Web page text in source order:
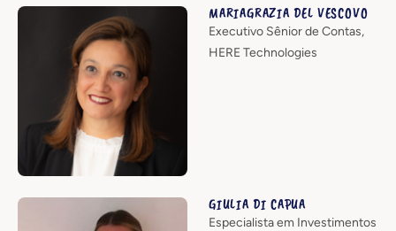
MARIAGRAZIA DEL VESCOVO
Executivo Sênior de Contas,
HERE Technologies
GIULIA DI CAPUA
Especialista em Investimentos